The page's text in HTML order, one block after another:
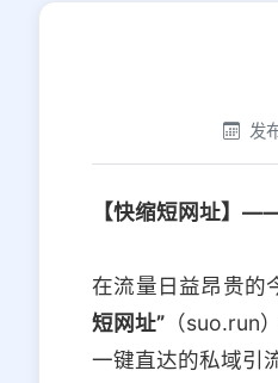
发
【快缩短网址】
在流量日益昂贵的
短网址” （suo.run
一键直达的私域引